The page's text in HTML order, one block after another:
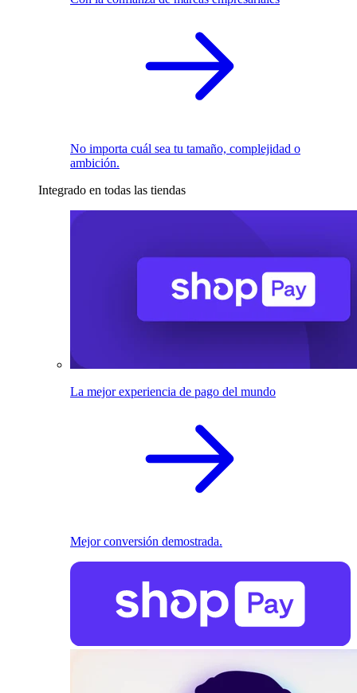
No importa cuál sea tu tamaño, complejidad o
ambición.
Integrado en todas las tiendas
La mejor experiencia de pago del mundo
Mejor conversión demostrada.